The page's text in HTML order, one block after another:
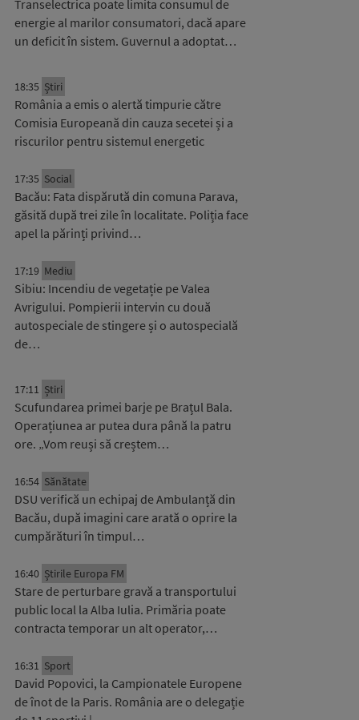
Transelectrica poate limita consumul de
energie al marilor consumatori, dacă apare
un deficit în sistem. Guvernul a adoptat…
18:35 Știri
România a emis o alertă timpurie către
Comisia Europeană din cauza secetei și a
riscurilor pentru sistemul energetic
17:35 Social
Bacău: Fata dispărută din comuna Parava,
găsită după trei zile în localitate. Poliția face
apel la părinți privind…
17:19 Mediu
Sibiu: Incendiu de vegetație pe Valea
Avrigului. Pompierii intervin cu două
autospeciale de stingere și o autospecială
de…
17:11 Știri
Scufundarea primei barje pe Brațul Bala.
Operațiunea ar putea dura până la patru
ore. „Vom reuși să creștem…
16:54 Sănătate
DSU verifică un echipaj de Ambulanță din
Bacău, după imagini care arată o oprire la
cumpărături în timpul…
16:40 Știrile Europa FM
Stare de perturbare gravă a transportului
public local la Alba Iulia. Primăria poate
contracta temporar un alt operator,…
16:31 Sport
David Popovici, la Campionatele Europene
de înot de la Paris. România are o delegație